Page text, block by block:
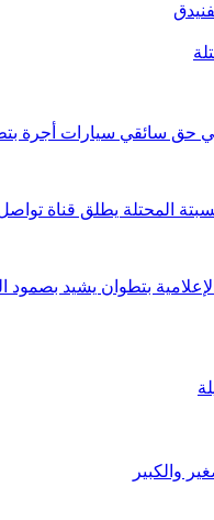
حق سائقي سيارات أجرة
المحتلة يطلق قناة
الإعلامية بتطوان يشيد
والكبير